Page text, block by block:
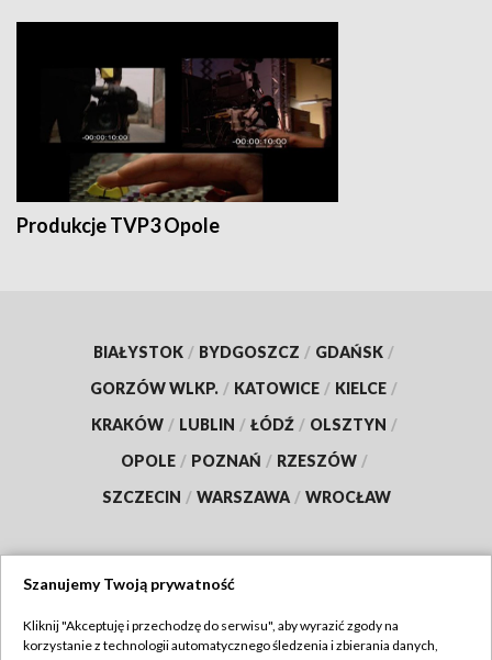
Produkcje TVP3 Opole
BIAŁYSTOK / BYDGOSZCZ / GDAŃSK /
GORZÓW WLKP. / KATOWICE / KIELCE /
KRAKÓW / LUBLIN / ŁÓDŹ / OLSZTYN /
OPOLE / POZNAŃ / RZESZÓW /
SZCZECIN / WARSZAWA / WROCŁAW
TVP
Szanujemy Twoją prywatność
Kliknij "Akceptuję i przechodzę do serwisu", aby wyrazić zgody na
korzystanie z technologii automatycznego śledzenia i zbierania danych,